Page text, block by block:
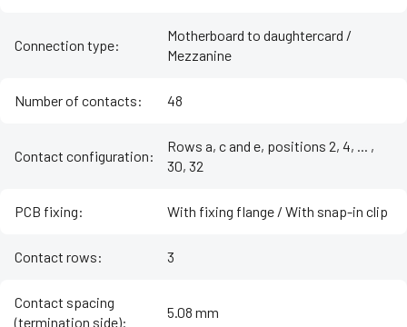
Connection type:
Motherboard to daughtercard /
Mezzanine
Number of contacts: 48
Contact configuration:
Rows a, c and e, positions 2, 4, ... ,
30, 32
PCB fixing: With fixing flange / With snap-in clip
Contact rows: 3
Contact spacing
(termination side):
5.08 mm